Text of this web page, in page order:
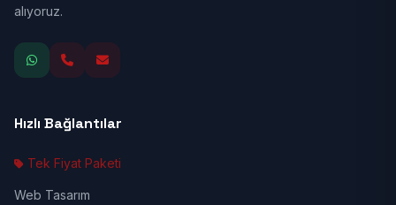
alıyoruz.
Hızlı Bağlantılar
Tek Fiyat Paketi
Web Tasarım